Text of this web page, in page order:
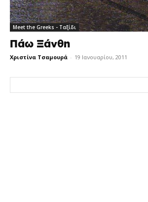
Meet the Greeks - Ταξίδι
Πάω Ξάνθη
Χριστίνα Τσαμουρά - 19 Ιανουαρίου, 2011